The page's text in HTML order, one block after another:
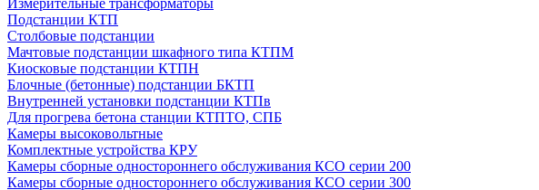
Измерительные трансформаторы
Подстанции КТП
Столбовые подстанции
Мачтовые подстанции шкафного типа КТПМ
Киосковые подстанции КТПН
Блочные (бетонные) подстанции БКТП
Внутренней установки подстанции КТПв
Для прогрева бетона станции КТПТО, СПБ
Камеры высоковольтные
Комплектные устройства КРУ
Камеры сборные одностороннего обслуживания КСО серии 200
Камеры сборные одностороннего обслуживания КСО серии 300